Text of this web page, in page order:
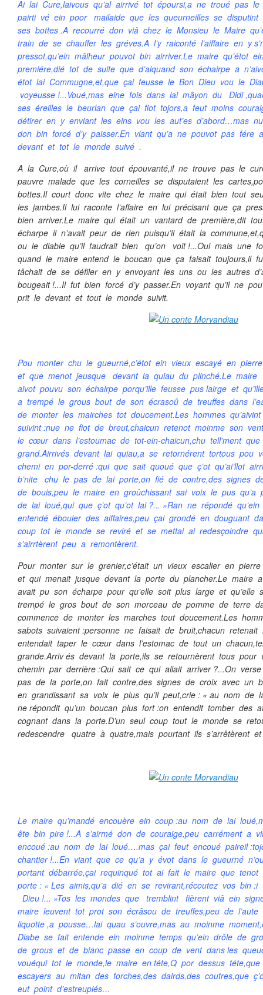
Ai lai Cure,laivous qu’al airrivé tot époursi,a ne troué pas
pairti vé ein poor mailaide que les queurneilles se disputint
ses bottes .A recourré don viâ chez le Monsieu le Maire
train de se chauffer les gréves.A l’y raiconté l’aiffaire en y
pressot,qu’ein mâlheur pouvot bin airriver.Le maire qu’étot
premiére,dié tot de suite que d’aiquand son échairpe a
étot lai Commugne,et,que çai feusse le Bon Dieu vou le
voyeusse !...Voué,mas eine fois dans lai mâyon du Didi
ses éreilles le beurlan que çai fiot tojors,a feut moins
détirer en y enviant les eins vou les aut’es d’abord…mas
don bin forcé d’y paisser.En viant qu’a ne pouvot pas fére
devant et tot le monde suivé .
A la Cure,où il arrive tout épouvanté,il ne trouve pas le
pauvre malade que les corneilles se disputaient les
bottes.Il court donc vite chez le maire qui était bien tout
les jambes.Il lui raconte l’affaire en lui précisant que ça
bien arriver.Le maire qui était un vantard de première,dit
écharpe il n’avait peur de rien puisqu’il était la
ou le diable qu’il faudrait bien qu’on voit !...Oui mais une
quand le maire entend le boucan que ça faisait toujours,il
tâchait de se défiler en y envoyant les uns ou les autres
bougeait !...Il fut bien forcé d’y passer.En voyant qu’il ne
prit le devant et tout le monde suivit.
Pou monter chu le gueurné,c’étot ein vieux escayé en
et que menot jeusque devant la quiau du plinché.Le
aivot pouvu son échairpe porqu’ille feusse pus lairge et
a trempé le grous bout de son écrasoû de treuffes dans
de monter les mairches tot doucement.Les hommes
suivint :nue ne fiot de breut,chaicun retenot moinme son
le cœur dans l’estoumac de tot-ein-chaicun,chu tell’ment
grand.Airrivés devant lai quiau,a se retornérent tortous
chemi en por-derré :qui que sait quoué que ç’ot qu’ai’llot
b’nite chu le pas de lai porte,on fié de contre,des signes
de bouis,peu le maire en groûchissant sai voix le pus qu’a
de lai loué,qui que ç’ot qu’ot lai ?... »Ran ne répondé
entendé ébouler des aiffaires,peu çai grondé en douguant
coup tot le monde se reviré et se mettai ai redesçoindre
s’airrtèrent peu a remontèrent.
Pour monter sur le grenier,c’était un vieux escalier en
et qui menait jusque devant la porte du plancher.Le maire
avait pu son écharpe pour qu’elle soit plus large et qu’elle
trempé le gros bout de son morceau de pomme de terre
commence de monter les marches tout doucement.Les
sabots suivaient :personne ne faisait de bruit,chacun
entendait taper le cœur dans l’estomac de tout un
grande.Arriv és devant la porte,ils se retournèrent tous
chemin par derrière :Qui sait ce qui allait arriver ?...On
pas de la porte,on fait contre,des signes de croix avec un
en grandissant sa voix le plus qu’il peut,crie : « au nom de
ne répondit qu’un boucan plus fort :on entendit tomber des
cognant dans la porte.D’un seul coup tout le monde se
redescendre quatre à quatre,mais pourtant ils s’arrêtèrent
Le maire qu’mandé encouère ein coup :au nom de lai
ête bin pire !...A s’airmé don de couraige,peu carrément a
encoué :au nom de lai loué….mas çai feut encoué paireil
chantier !...En viant que ce qu’a y évot dans le gueurné
portant débarrée,çai requinqué tot ai fait le maire que
porte : « Les aimis,qu’a dié en se revirant,récoutez vos bin
Dieu !... »Tos les mondes que tremblint fièrent viâ ein
maire leuvent tot prot son écrâsou de treuffes,peu de
liquotte ,a pousse…lai quau s’ouvre,mas au moinme
Diabe se fait entende ein moinme temps qu’ein drôle de
de grous et de bianc passe en coup de vent dans les
vouéqui tot le monde,le maire en téte,Q por dessus
escayers au mitan des forches,des dairds,des coutres,que
eut point d’estreupiés…